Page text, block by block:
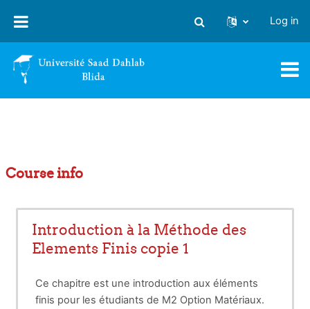
Toggle search input
Log in
Course info
Introduction à la Méthode des
Elements Finis copie 1
Ce chapitre est une introduction aux éléments
finis pour les étudiants de M2 Option Matériaux.